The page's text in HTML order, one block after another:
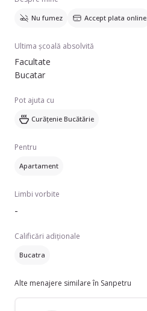
Nu fumez Accept plata online
Ultima școală absolvită
Facultate
Bucatar
Pot ajuta cu
Curățenie Bucătărie
Pentru
Apartament
Limbi vorbite
-
Calificări adiționale
Bucatra
Alte menajere similare în Sanpetru